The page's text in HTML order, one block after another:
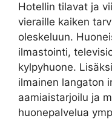
Hotellin tilavat ja
vieraille kaiken
oleskeluun.
ilmastointi,
kylpyhuone.
ilmainen langaton
aamiaistarjoilu ja
huonepalvelua